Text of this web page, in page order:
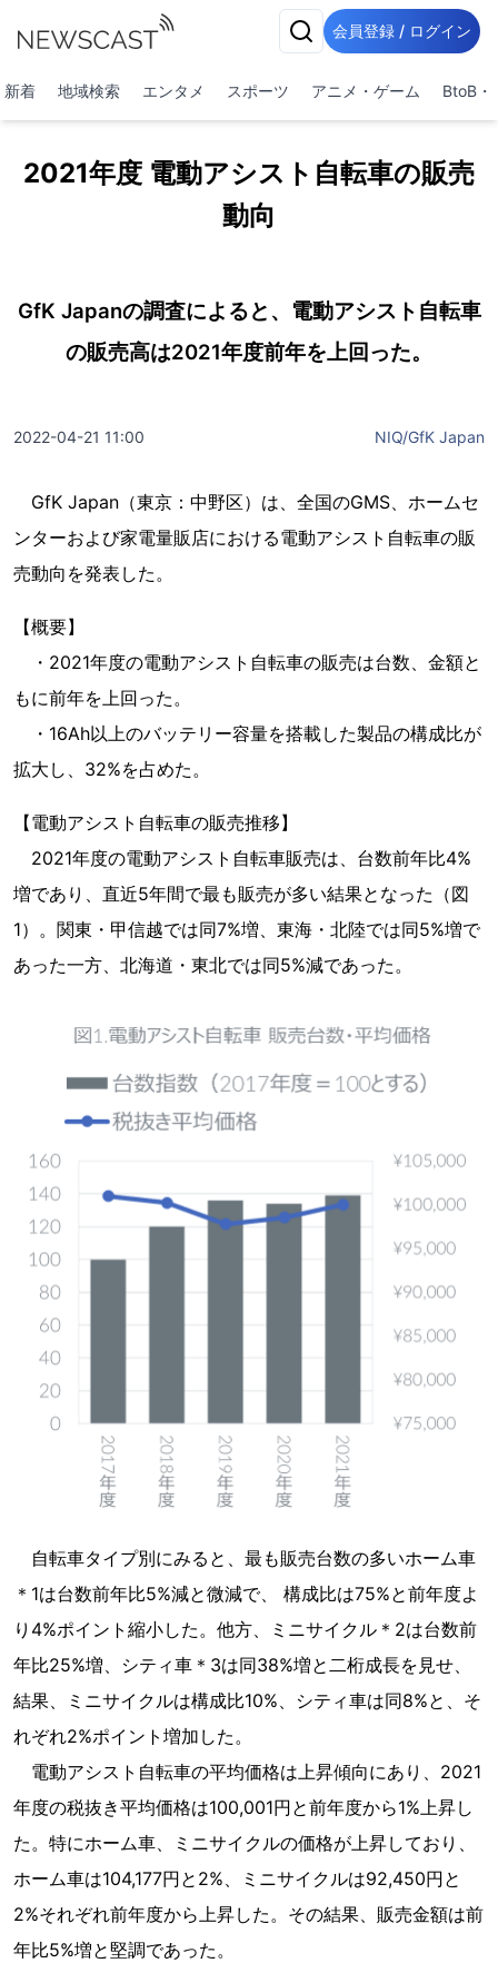
会員登録 / ログイン
新着 地域検索 エンタメ スポーツ アニメ・ゲーム BtoB・
2021年度 電動アシスト自転車の販売
動向
GfK Japanの調査によると、電動アシスト自転車
の販売高は2021年度前年を上回った。
2022-04-21 11:00 NIQ/GfK Japan
GfK Japan（東京：中野区）は、全国のGMS、ホームセ
ンターおよび家電量販店における電動アシスト自転車の販
売動向を発表した。
【概要】
・2021年度の電動アシスト自転車の販売は台数、金額と
もに前年を上回った。
・16Ah以上のバッテリー容量を搭載した製品の構成比が
拡大し、32%を占めた。
【電動アシスト自転車の販売推移】
2021年度の電動アシスト自転車販売は、台数前年比4%
増であり、直近5年間で最も販売が多い結果となった（図
1）。関東・甲信越では同7%増、東海・北陸では同5%増で
あった一方、北海道・東北では同5%減であった。
自転車タイプ別にみると、最も販売台数の多いホーム車
＊1は台数前年比5%減と微減で、 構成比は75%と前年度よ
り4%ポイント縮小した。他方、ミニサイクル＊2は台数前
年比25%増、シティ車＊3は同38%増と二桁成長を見せ、
結果、ミニサイクルは構成比10%、シティ車は同8%と、そ
れぞれ2%ポイント増加した。
電動アシスト自転車の平均価格は上昇傾向にあり、2021
年度の税抜き平均価格は100,001円と前年度から1%上昇し
た。特にホーム車、ミニサイクルの価格が上昇しており、
ホーム車は104,177円と2%、ミニサイクルは92,450円と
2%それぞれ前年度から上昇した。その結果、販売金額は前
年比5%増と堅調であった。